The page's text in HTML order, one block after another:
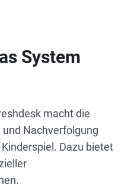
System
macht die
Nachverfolgung
Dazu bietet